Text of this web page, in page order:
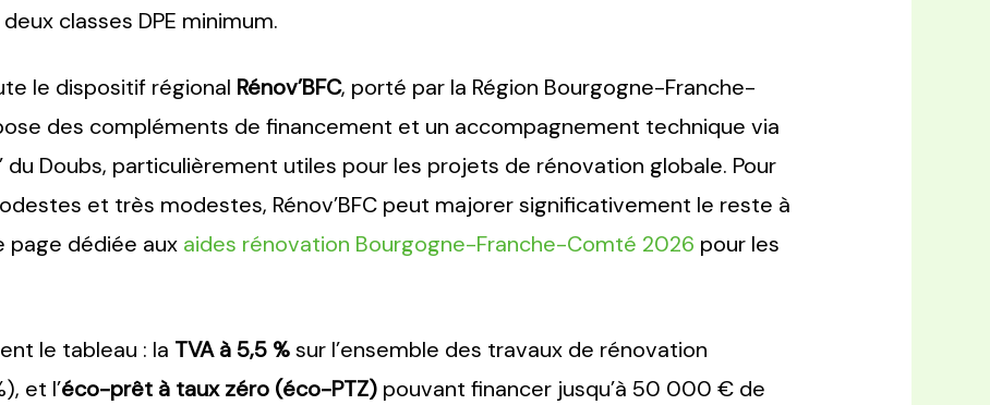
classes DPE minimum.
le dispositif régional Rénov’BFC, porté par la Région Bourgogne-Franche-
des compléments de financement et un accompagnement technique via
du Doubs, particulièrement utiles pour les projets de rénovation globale. Pour
et très modestes, Rénov’BFC peut majorer significativement le reste à
page dédiée aux aides rénovation Bourgogne-Franche-Comté 2026 pour les
le tableau : la TVA à 5,5 %sur l’ensemble des travaux de rénovation
et l’éco-prêt à taux zéro (éco-PTZ)pouvant financer jusqu’à 50 000 € de